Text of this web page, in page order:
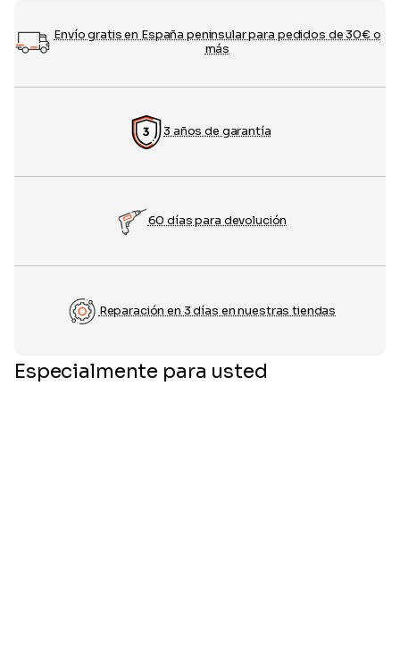
Envío gratis en España peninsular para pedidos de 30€ o
más
3 años de garantía
60 días para devolución
Reparación en 3 días en nuestras tiendas
Especialmente para usted